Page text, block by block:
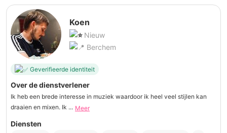
Koen
Nieuw
Berchem
Geverifieerde identiteit
Over de dienstverlener
Ik heb een brede interesse in muziek waardoor ik heel veel stijlen kan
draaien en mixen. Ik ... Meer
Diensten